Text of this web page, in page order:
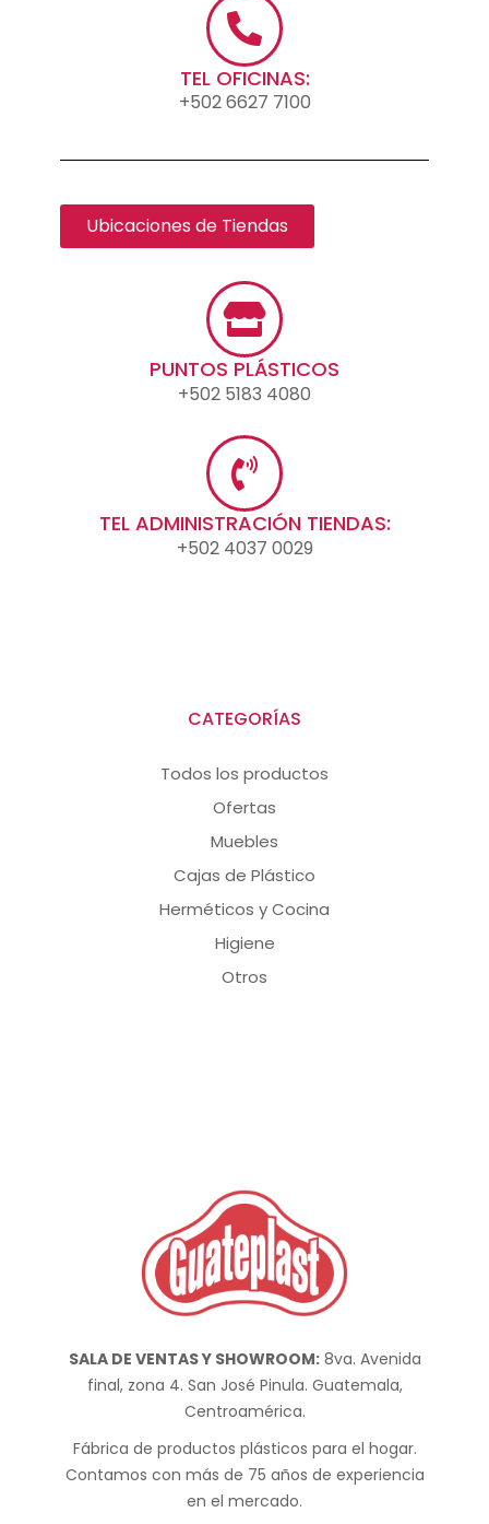
TEL OFICINAS:
+502 6627 7100
Ubicaciones de Tiendas
PUNTOS PLÁSTICOS
+502 5183 4080
TEL ADMINISTRACIÓN TIENDAS:
+502 4037 0029
CATEGORÍAS
Todos los productos
Ofertas
Muebles
Cajas de Plástico
Herméticos y Cocina
Higiene
Otros
SALA DE VENTAS Y SHOWROOM:8va. Avenida
final, zona 4. San José Pinula. Guatemala,
Centroamérica.
Fábrica de productos plásticos para el hogar.
Contamos con más de 75 años de experiencia
en el mercado.